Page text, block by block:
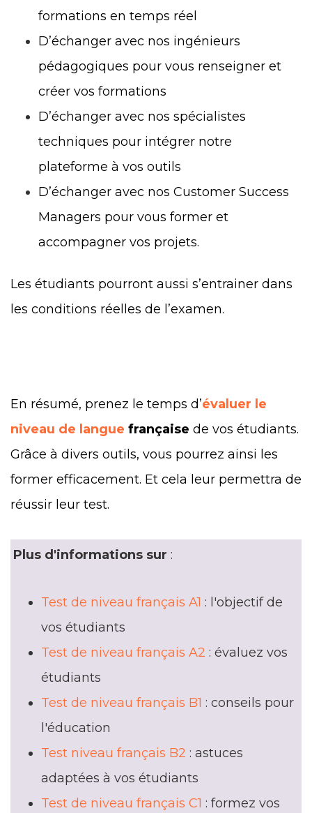
formations en temps réel
D’échanger avec nos ingénieurs
pédagogiques pour vous renseigner et
créer vos formations
D’échanger avec nos spécialistes
techniques pour intégrer notre
plateforme à vos outils
D’échanger avec nos Customer Success
Managers pour vous former et
accompagner vos projets.
Les étudiants pourront aussi s’entrainer dans
les conditions réelles de l’examen.
En résumé, prenez le temps d’évaluer le
niveau de langue française de vos étudiants.
Grâce à divers outils, vous pourrez ainsi les
former efficacement. Et cela leur permettra de
réussir leur test.
Plus d'informations sur :
Test de niveau français A1 : l'objectif de
vos étudiants
Test de niveau français A2 : évaluez vos
étudiants
Test de niveau français B1 : conseils pour
l'éducation
Test niveau français B2 : astuces
adaptées à vos étudiants
Test de niveau français C1 : formez vos